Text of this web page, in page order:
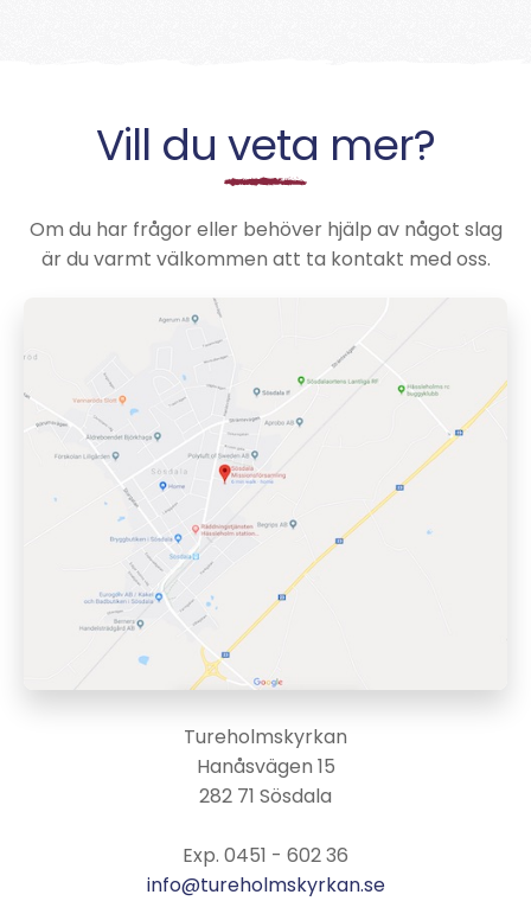
Vill du veta mer?
Om du har frågor eller behöver hjälp av något slag
är du varmt välkommen att ta kontakt med oss.
Tureholmskyrkan
Hanåsvägen 15
282 71 Sösdala
Exp. 0451 - 602 36
info@tureholmskyrkan.se